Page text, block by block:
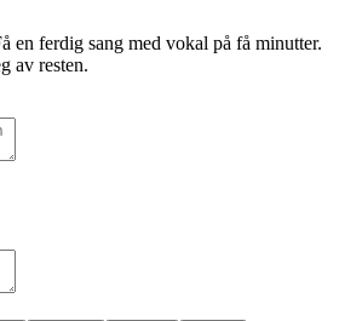
en ferdig sang med vokal på få minutter.
av resten.